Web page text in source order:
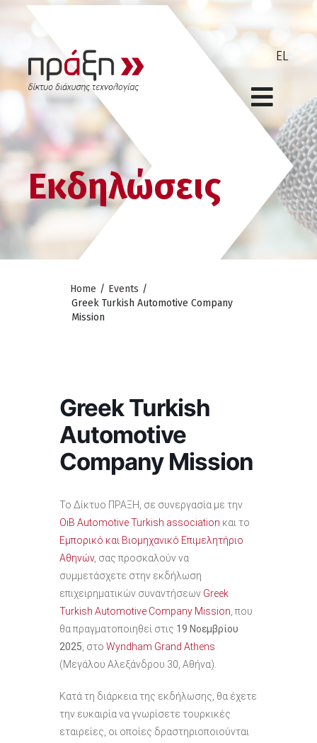
Εκδηλώσεις
Home / Events /
Greek Turkish Αutomotive Company
Mission
Greek Turkish
Αutomotive
Company Mission
Το Δίκτυο ΠΡΑΞΗ, σε συνεργασία με την
OiB Automotive Turkish association και το
Εμπορικό και Βιομηχανικό Επιμελητήριο
Αθηνών, σας προσκαλούν να
συμμετάσχετε στην εκδήλωση
επιχειρηματικών συναντήσεων Greek
Turkish Αutomotive Company Mission , που
θα πραγματοποιηθεί στις 19 Νοεμβρίου
2025 , στο Wyndham Grand Athens
(Μεγάλου Αλεξάνδρου 30, Αθήνα).
Κατά τη διάρκεια της εκδήλωσης, θα έχετε
την ευκαιρία να γνωρίσετε τουρκικές
εταιρείες, οι οποίες δραστηριοποιούνται